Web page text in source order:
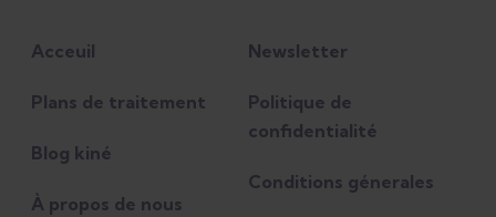
Acceuil
Plans de traitement
Blog kiné
À propos de nous
Newsletter
Politique de
confidentialité
Conditions génerales